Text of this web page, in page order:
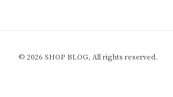
© 2026 SHOP BLOG, All rights reserved.